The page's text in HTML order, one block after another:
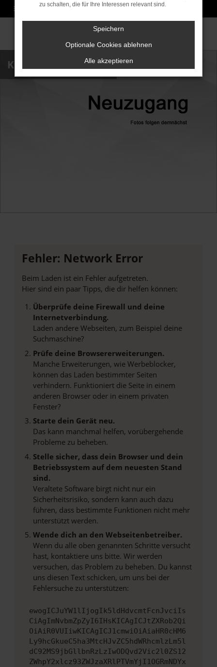
Kia Stonic Karlsruhe
Fehler: Network Error
Beim Laden ist ein Fehler aufgetreten.
Hier sind ein paar Tipps, die dir helfen können:
Überprüfe deine Firewall und deine
Internetverbindung.
Laden andere Webseiten, zum Beispiel deine
Suchmaschine?
Prüfe deine Browsererweiterungen.
Manche Erweiterungen, wie Werbeblocker,
können das Laden bestimmter Seiten
verhindern. Funktioniert die Seite in einem
anderen Browser oder in einem privaten
Fenster?
Starte dein Gerät neu.
Das kann manchmal helfen, vorübergehende
Probleme zu beheben.
Stelle sicher, dass dein Browser und dein
Betriebssystem auf dem neuesten Stand
sind.
Veraltete Software birgt nicht nur ein
Sicherheitsrisiko, sondern kann auch dazu
führen, dass bestimmte Funktionen nicht mehr
unterstützt werden.
Wende dich an den Webseitenbetreiber.
Wenn du alle oben genannten Schritte versucht
hast, kontaktiere uns bitte. Wir werden
versuchen, das Problem zu beheben. Du kannst
uns diesen Text schicken, um uns bei der
Fehlersuche zu unterstützen:
ewogICJuYW1lIjogIk5ldHdvcmtFcnJvciIs
CiAgImNvbmZpZyI6IHsKICAgICJtZXRob2Qi
OiAiR0VUIiwKICAgICJ1cmwiOiAiaHR0cHM6
Ly9hcGkueC5ha3MtcHJvZC5hdWRhcmlzLm5l
dC92MS9jbGllbnRzLzIwODQvd2Vic2l0ZS12
ZWhpY2xlcz93ZWJzaXRlPTVmYjI1OGRmNDYx
zu schalten, die für Ihre Interessen relevant sind.
Speichern
Optionale Cookies ablehnen
Alle akzeptieren